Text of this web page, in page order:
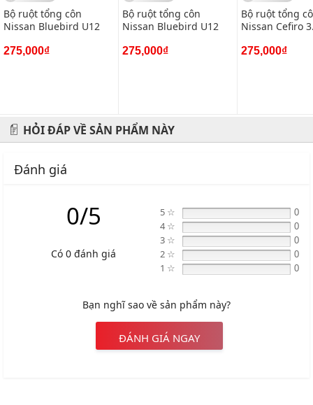
Bộ ruột tổng côn
Nissan Bluebird U12
275,000₫
Bộ ruột tổng côn
Nissan Bluebird U12
275,000₫
Bộ ruột tổng
Nissan Cefiro
Nissan Terano
275,000₫
HỎI ĐÁP VỀ SẢN PHẨM NÀY
Đánh giá
0/5
Có 0 đánh giá
5 ☆ 0
4 ☆ 0
3 ☆ 0
2 ☆ 0
1 ☆ 0
Bạn nghĩ sao về sản phẩm này?
ĐÁNH GIÁ NGAY